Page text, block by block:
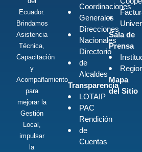
Ecuador.
Brindamos
Asistencia
Técnica,
Capacitación
y
Acompañamiento
para
mejorar la
Gestión
Local,
impulsar
la
Coordinaciones
Generales
Direcciones
Nacionales
Directorio
de
Alcaldes
Transparencia
LOTAIP
PAC
Rendición
de
Cuentas
Sala de
Prensa
Mapa
del Sitio